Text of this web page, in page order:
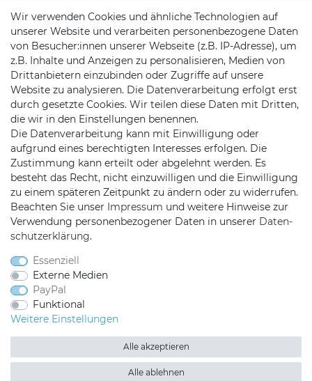
Widerrufs­formular
Zahlung & Versand
Batteriehinweise
KONTAKT
Telefon:09721 / 9453362
Mail:info@satshopping.de
Satshopping auf Facebook
Satshopping auf
Satshopping auf
Wir verwenden Cookies und ähnliche Technologien auf
unserer Website und verarbeiten personenbezogene Daten
von Besucher:innen unserer Webseite (z.B. IP-Adresse), um
z.B. Inhalte und Anzeigen zu personalisieren, Medien von
Drittanbietern einzubinden oder Zugriffe auf unsere
Website zu analysieren. Die Datenverarbeitung erfolgt erst
durch gesetzte Cookies. Wir teilen diese Daten mit Dritten,
die wir in den Einstellungen benennen.
Die Datenverarbeitung kann mit Einwilligung oder
aufgrund eines berechtigten Interesses erfolgen. Die
Zustimmung kann erteilt oder abgelehnt werden. Es
besteht das Recht, nicht einzuwilligen und die Einwilligung
zu einem späteren Zeitpunkt zu ändern oder zu widerrufen.
Beachten Sie unser Impressum und weitere Hinweise zur
Verwendung personenbezogener Daten in unserer Daten­
schutz­erklärung.
Essenziell
Externe Medien
PayPal
Funktional
Weitere Einstellungen
Alle akzeptieren
Alle ablehnen